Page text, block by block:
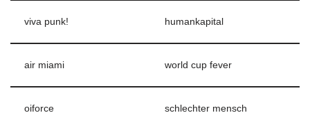
viva punk! humankapital
air miami world cup fever
oiforce schlechter mensch